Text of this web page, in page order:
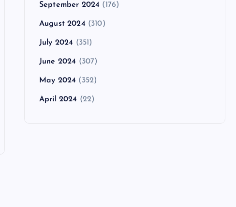
September 2024 (176)
August 2024 (310)
July 2024 (351)
June 2024 (307)
May 2024 (352)
April 2024 (22)